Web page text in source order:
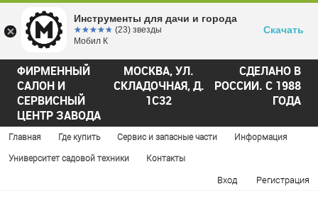
ФИРМЕННЫЙ
САЛОН И
СЕРВИСНЫЙ
ЦЕНТР ЗАВОДА
МОСКВА, УЛ.
СКЛАДОЧНАЯ, Д.
1С32
СДЕЛАНО В
РОССИИ. С 1988
ГОДА
Главная Где купить Сервис и запасные части Информация
Университет садовой техники Контакты
Вход Регистрация
Инструменты для дачи и города
☆☆☆☆☆
★★★★★ (23) звезды
Мобил К
Скачать